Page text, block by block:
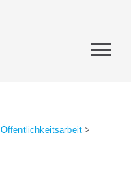
Öffentlichkeitsarbeit >